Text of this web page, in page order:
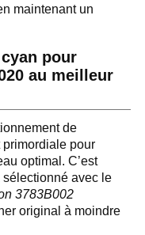
maintenant un
pour
au meilleur
de
primordiale pour
optimal. C’est
avec le
3783B002
original à moindre